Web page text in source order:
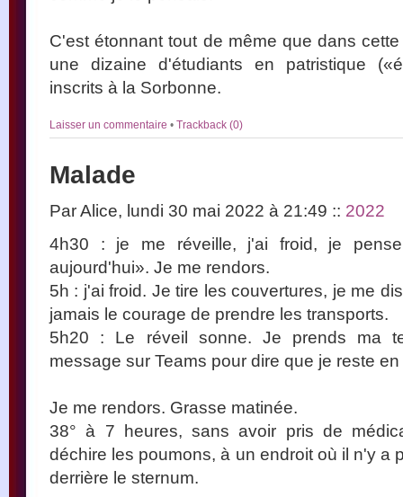
C'est étonnant tout de même que dans
une dizaine d'étudiants en patristique
inscrits à la Sorbonne.
Laisser un commentaire • Trackback (0)
Malade
Par Alice, lundi 30 mai 2022 à 21:49 :: 2022
4h30 : je me réveille, j'ai froid, je
aujourd'hui». Je me rendors.
5h : j'ai froid. Je tire les couvertures, je me
jamais le courage de prendre les transports.
5h20 : Le réveil sonne. Je prends ma
message sur Teams pour dire que je reste
Je me rendors. Grasse matinée.
38° à 7 heures, sans avoir pris de
déchire les poumons, à un endroit où il n'y a
derrière le sternum.